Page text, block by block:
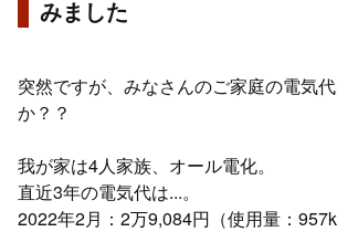
みました
突然ですが、みなさんのご家庭の電気
か？？
我が家は4人家族、オール電化。
直近3年の電気代は...。
2022年2月：2万9,084円（使用量：